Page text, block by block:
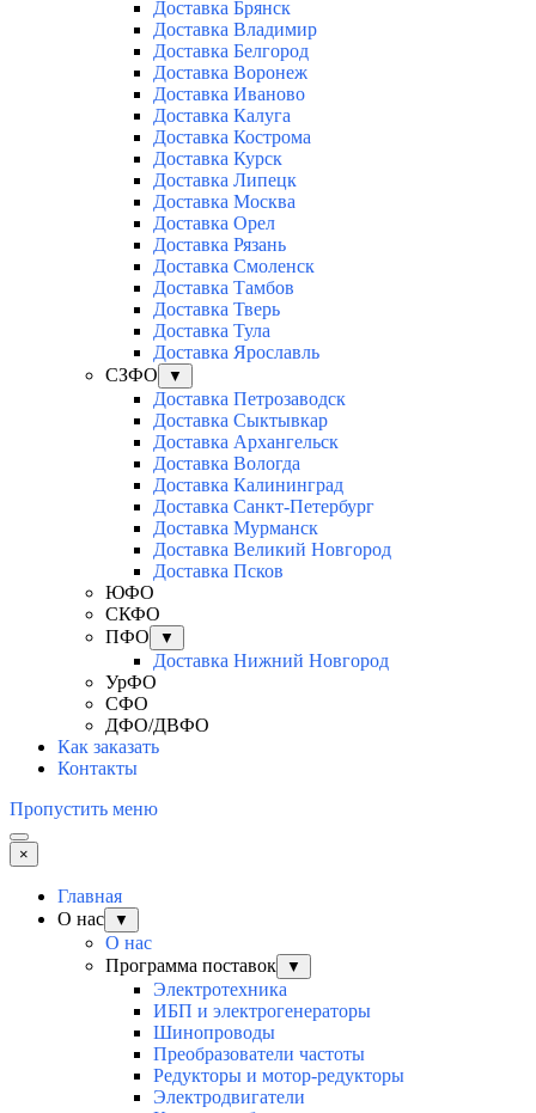
Доставка Брянск
Доставка Владимир
Доставка Белгород
Доставка Воронеж
Доставка Иваново
Доставка Калуга
Доставка Кострома
Доставка Курск
Доставка Липецк
Доставка Москва
Доставка Орел
Доставка Рязань
Доставка Смоленск
Доставка Тамбов
Доставка Тверь
Доставка Тула
Доставка Ярославль
СЗФО
▼
Доставка Петрозаводск
Доставка Сыктывкар
Доставка Архангельск
Доставка Вологда
Доставка Калининград
Доставка Санкт-Петербург
Доставка Мурманск
Доставка Великий Новгород
Доставка Псков
ЮФО
СКФО
ПФО
▼
Доставка Нижний Новгород
УрФО
СФО
ДФО/ДВФО
Как заказать
Контакты
Пропустить меню
×
Главная
О нас
▼
О нас
Программа поставок
▼
Электротехника
ИБП и электрогенераторы
Шинопроводы
Преобразователи частоты
Редукторы и мотор-редукторы
Электродвигатели